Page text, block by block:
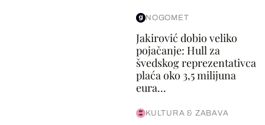
NOGOMET
Jakirović dobio veliko
pojačanje: Hull za
švedskog reprezentativca
plaća oko 3,5 milijuna
eura...
KULTURA & ZABAVA